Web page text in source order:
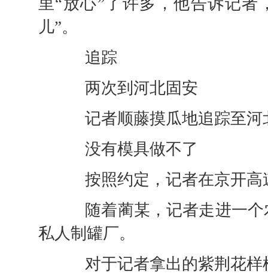
里“放心”了许多，他告诉记
儿”。
追踪
两次到河北固安
记者顺藤摸瓜地追踪至河
没有模具做不了
按照约定，记者在京开高
随着蔺某，记者走进一个
私人制罐厂。
对于记者拿出的紫荆花样